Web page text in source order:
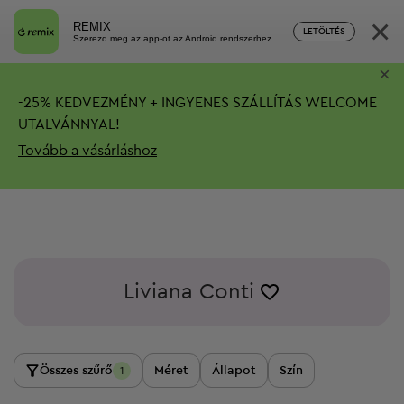
REMIX
Szerezd meg az app-ot az Android rendszerhez
LETÖLTÉS ×
-25% KEDVEZMÉNY + INGYENES SZÁLLÍTÁS WELCOME
UTALVÁNNYAL!
Tovább a vásárláshoz
×
Liviana Conti
Összes szűrő 1 Méret Állapot Szín